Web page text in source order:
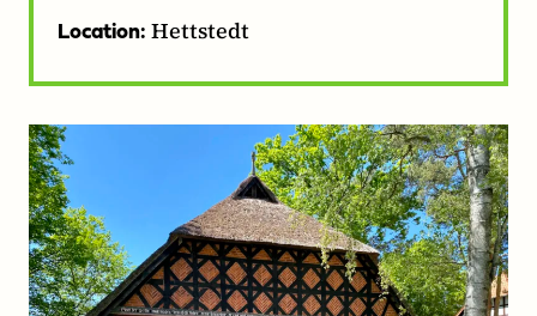
Location: Hettstedt